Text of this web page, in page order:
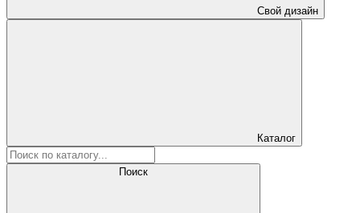
Свой дизайн
Каталог
Поиск